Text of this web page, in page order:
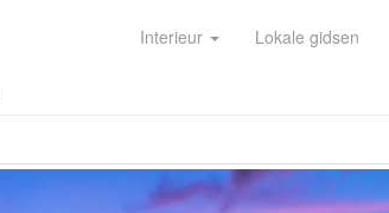
Interieur Lokale gidsen